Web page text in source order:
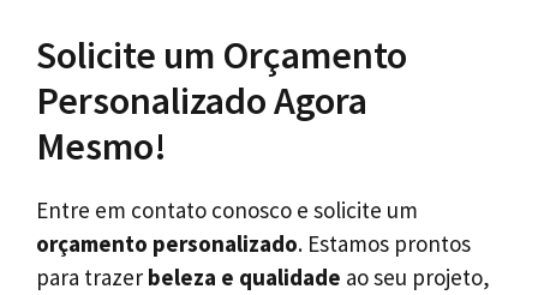
Solicite um Orçamento
Personalizado Agora
Mesmo!
Entre em contato conosco e solicite um
orçamento personalizado. Estamos prontos
para trazer beleza e qualidade ao seu projeto,